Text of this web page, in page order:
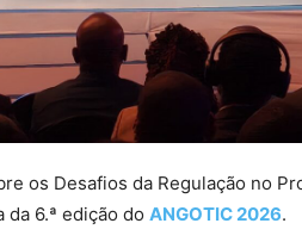
os Desafios da Regulação no
6.ª edição do ANGOTIC 2026.